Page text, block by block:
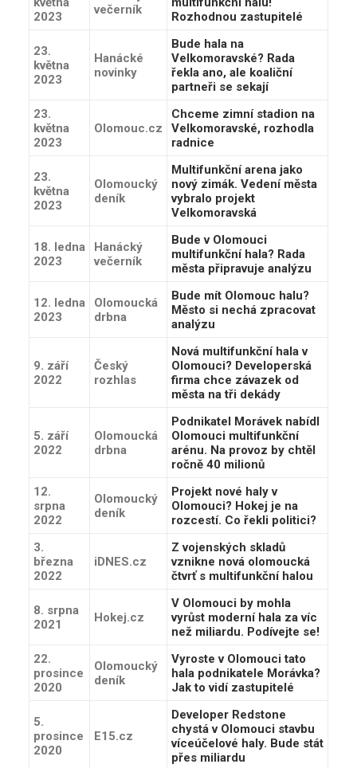
2023
večerník
Rozhodnou zastupitelé
23.
května
2023
Hanácké
novinky
Bude hala na
Velkomoravské? Rada
řekla ano, ale koaliční
partneři se sekají
23.
května
2023
Olomouc.cz
Chceme zimní stadion na
Velkomoravské, rozhodla
radnice
23.
května
2023
Olomoucký
deník
Multifunkční arena jako
nový zimák. Vedení města
vybralo projekt
Velkomoravská
18. ledna
2023
Hanácký
večerník
Bude v Olomouci
multifunkční hala? Rada
města připravuje analýzu
12. ledna
2023
Olomoucká
drbna
Bude mít Olomouc halu?
Město si nechá zpracovat
analýzu
9. září
2022
Český
rozhlas
Nová multifunkční hala v
Olomouci? Developerská
firma chce závazek od
města na tři dekády
5. září
2022
Olomoucká
drbna
Podnikatel Morávek nabídl
Olomouci multifunkční
arénu. Na provoz by chtěl
ročně 40 milionů
12.
srpna
2022
Olomoucký
deník
Projekt nové haly v
Olomouci? Hokej je na
rozcestí. Co řekli politici?
3.
března
2022
iDNES.cz
Z vojenských skladů
vznikne nová olomoucká
čtvrť s multifunkční halou
8. srpna
2021
Hokej.cz
V Olomouci by mohla
vyrůst moderní hala za víc
než miliardu. Podívejte se!
22.
prosince
2020
Olomoucký
deník
Vyroste v Olomouci tato
hala podnikatele Morávka?
Jak to vidí zastupitelé
5.
prosince
2020
E15.cz
Developer Redstone
chystá v Olomouci stavbu
víceúčelové haly. Bude stát
přes miliardu